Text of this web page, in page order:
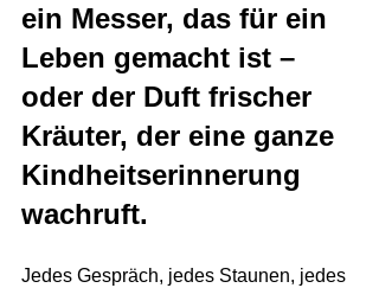
ein Messer, das für ein
Leben gemacht ist –
oder der Duft frischer
Kräuter, der eine ganze
Kindheitserinnerung
wachruft.
Jedes Gespräch, jedes Staunen, jedes